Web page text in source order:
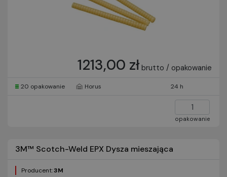
1213,00 zł brutto / opakowanie
20 opakowanie Horus 24 h
opakowanie
3M™ Scotch-Weld EPX Dysza mieszająca
Producent:3M